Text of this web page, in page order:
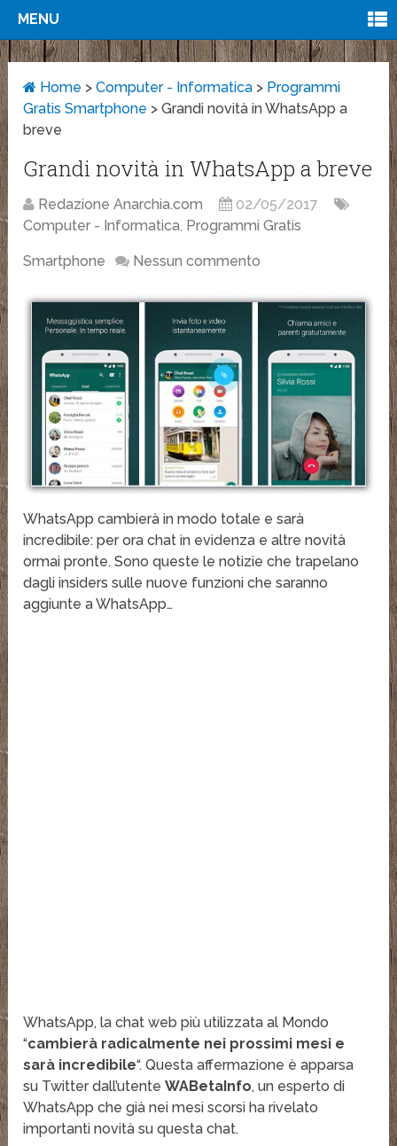
MENU
Home >Computer - Informatica > Programmi
Gratis Smartphone >Grandi novità in WhatsApp a
breve
Grandi novità in WhatsApp a breve
Redazione Anarchia.com
02/05/2017
Computer - Informatica, Programmi Gratis
Smartphone Nessun commento
WhatsApp cambierà in modo totale e sarà
incredibile: per ora chat in evidenza e altre novità
ormai pronte. Sono queste le notizie che trapelano
dagli insiders sulle nuove funzioni che saranno
aggiunte a WhatsApp…
WhatsApp, la chat web più utilizzata al Mondo
“cambierà radicalmente nei prossimi mesi e
sarà incredibile“. Questa affermazione è apparsa
su Twitter dall’utenteWABetaInfo, un esperto di
WhatsApp che già nei mesi scorsi ha rivelato
importanti novità su questa chat.